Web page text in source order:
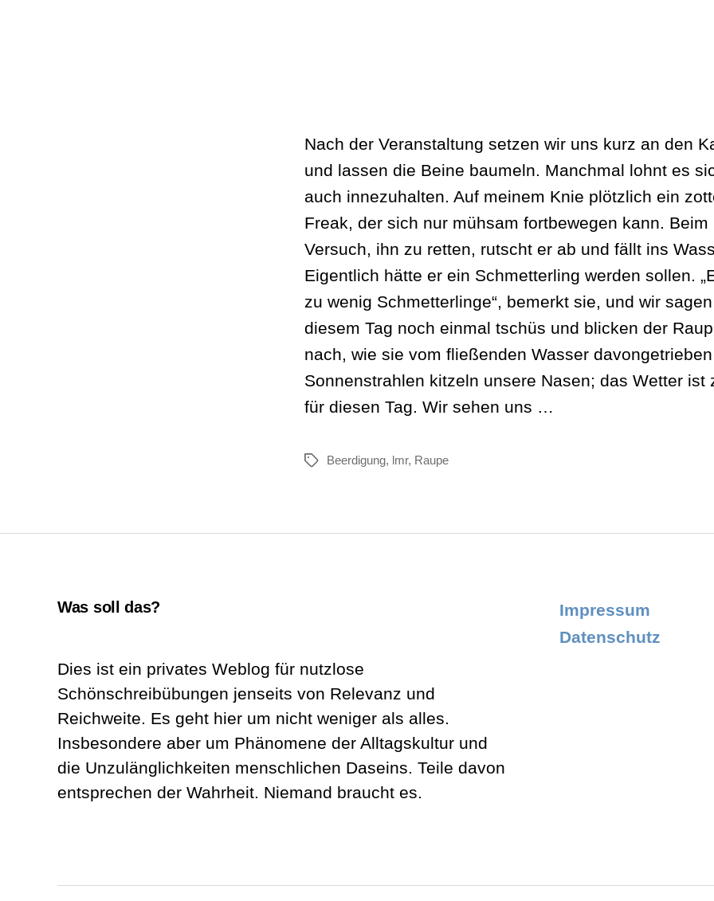
Nach der Veranstaltung setzen wir uns kurz an den
und lassen die Beine baumeln. Manchmal lohnt es
auch innezuhalten. Auf meinem Knie plötzlich ein
Freak, der sich nur mühsam fortbewegen kann. Beim
Versuch, ihn zu retten, rutscht er ab und fällt ins
Eigentlich hätte er ein Schmetterling werden sollen.
zu wenig Schmetterlinge“, bemerkt sie, und wir
diesem Tag noch einmal tschüs und blicken der
nach, wie sie vom fließenden Wasser
Sonnenstrahlen kitzeln unsere Nasen; das Wetter ist
für diesen Tag. Wir sehen uns …
Schlagwörter
Beerdigung, lmr, Raupe
Was soll das?
Dies ist ein privates Weblog für nutzlose
Schönschreibübungen jenseits von Relevanz und
Reichweite. Es geht hier um nicht weniger als alles.
Insbesondere aber um Phänomene der Alltagskultur und
die Unzulänglichkeiten menschlichen Daseins. Teile davon
entsprechen der Wahrheit. Niemand braucht es.
Impressum
Datenschutz